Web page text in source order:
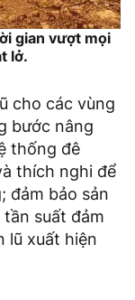
gian vượt mọi
lở.
cho các vùng
bước nâng
thống đê
thích nghi để
đảm bảo sản
suất đảm
lũ xuất hiện